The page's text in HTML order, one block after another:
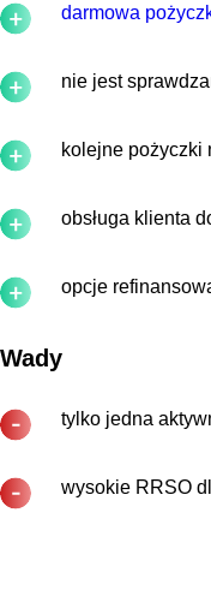
darmowa
nie jest
kolejne pożyczki
obsługa klienta
opcje
Wady
tylko jedna
wysokie RRSO